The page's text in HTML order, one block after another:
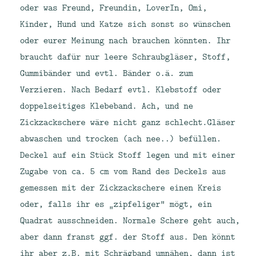
oder was Freund, Freundin, LoverIn, Omi,
Kinder, Hund und Katze sich sonst so wünschen
oder eurer Meinung nach brauchen könnten. Ihr
braucht dafür nur leere Schraubgläser, Stoff,
Gummibänder und evtl. Bänder o.ä. zum
Verzieren. Nach Bedarf evtl. Klebstoff oder
doppelseitiges Klebeband. Ach, und ne
Zickzackschere wäre nicht ganz schlecht.Gläser
abwaschen und trocken (ach nee..) befüllen.
Deckel auf ein Stück Stoff legen und mit einer
Zugabe von ca. 5 cm vom Rand des Deckels aus
gemessen mit der Zickzackschere einen Kreis
oder, falls ihr es „zipfeliger“ mögt, ein
Quadrat ausschneiden. Normale Schere geht auch,
aber dann franst ggf. der Stoff aus. Den könnt
ihr aber z.B. mit Schrägband umnähen, dann ist